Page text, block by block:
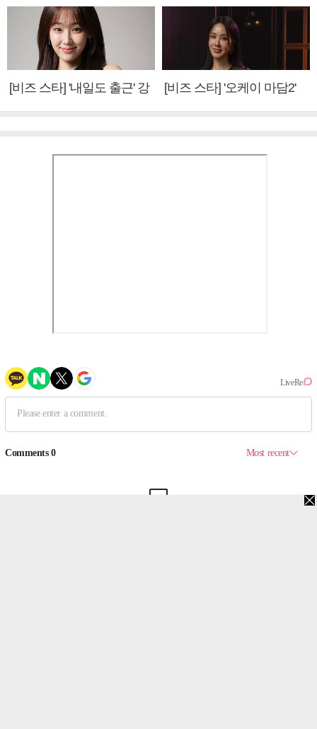
[비즈 스타] '내일도 출근' 강
[비즈 스타] '오케이 마담2'